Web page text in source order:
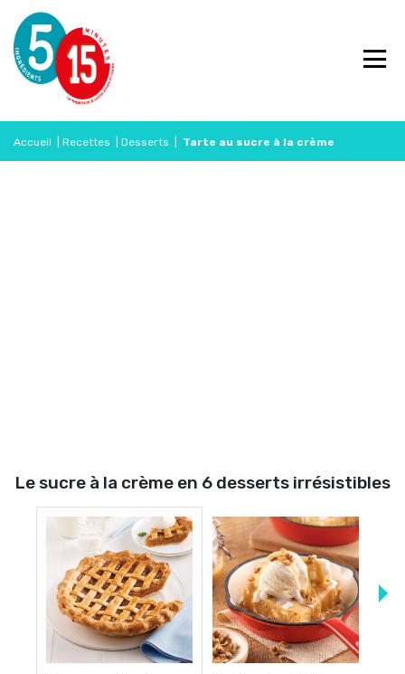
Accueil Recettes Desserts Tarte au sucre à la crème
Le sucre à la crème en 6 desserts irrésistibles